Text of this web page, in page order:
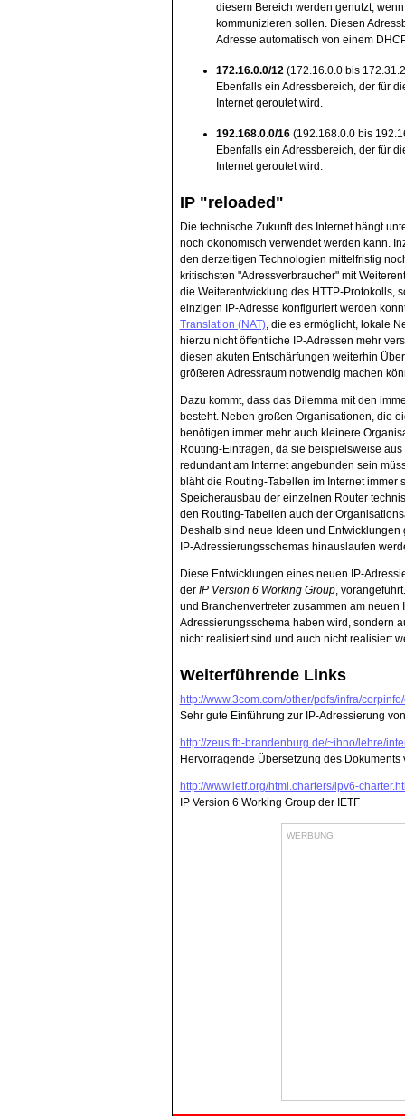
diesem Bereich werden genutzt,
kommunizieren sollen. Diesen
Adresse automatisch von einem
172.16.0.0/12(172.16.0.0 bis
Ebenfalls ein Adressbereich, der für
Internet geroutet wird.
192.168.0.0/16(192.168.0.0 bis
Ebenfalls ein Adressbereich, der für
Internet geroutet wird.
IP "reloaded"
Die technische Zukunft des Internet hängt
noch ökonomisch verwendet werden kann.
den derzeitigen Technologien mittelfristig
kritischsten "Adressverbraucher" mit
die Weiterentwicklung des HTTP-Protokolls,
einzigen IP-Adresse konfiguriert werden
Translation (NAT), die es ermöglicht, lokale
hierzu nicht öffentliche IP-Adressen mehr
diesen akuten Entschärfungen weiterhin
größeren Adressraum notwendig machen
Dazu kommt, dass das Dilemma mit den
besteht. Neben großen Organisationen, die
benötigen immer mehr auch kleinere
Routing-Einträgen, da sie beispielsweise
redundant am Internet angebunden sein
bläht die Routing-Tabellen im Internet immer
Speicherausbau der einzelnen Router
den Routing-Tabellen auch der
Deshalb sind neue Ideen und
IP-Adressierungsschemas hinauslaufen
Diese Entwicklungen eines neuen IP-
der IP Version 6 Working Group,
und Branchenvertreter zusammen am
Adressierungsschema haben wird, sondern
nicht realisiert sind und auch nicht realisiert
Weiterführende Links
http://www.3com.com/other/pdfs/infra/
Sehr gute Einführung zur IP-Adressierung
http://zeus.fh-brandenburg.de/~ihno/lehre/
Hervorragende Übersetzung des Dokuments
http://www.ietf.org/html.charters/ipv6-
IP Version 6 Working Group der IETF
WERBUNG